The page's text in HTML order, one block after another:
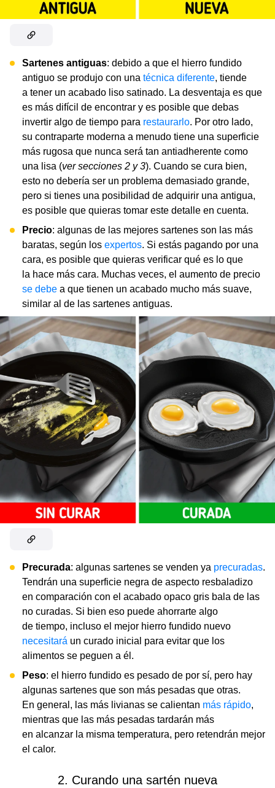
Sartenes antiguas: debido a que el hierro fundido
antiguo se produjo con una técnica diferente, tiende
a tener un acabado liso satinado. La desventaja es que
es más difícil de encontrar y es posible que debas
invertir algo de tiempo para restaurarlo. Por otro lado,
su contraparte moderna a menudo tiene una superficie
más rugosa que nunca será tan antiadherente como
una lisa (ver secciones 2 y 3). Cuando se cura bien,
esto no debería ser un problema demasiado grande,
pero si tienes una posibilidad de adquirir una antigua,
es posible que quieras tomar este detalle en cuenta.
Precio: algunas de las mejores sartenes son las más
baratas, según los expertos. Si estás pagando por una
cara, es posible que quieras verificar qué es lo que
la hace más cara. Muchas veces, el aumento de precio
se debe a que tienen un acabado mucho más suave,
similar al de las sartenes antiguas.
Precurada: algunas sartenes se venden ya precuradas.
Tendrán una superficie negra de aspecto resbaladizo
en comparación con el acabado opaco gris bala de las
no curadas. Si bien eso puede ahorrarte algo
de tiempo, incluso el mejor hierro fundido nuevo
necesitará un curado inicial para evitar que los
alimentos se peguen a él.
Peso: el hierro fundido es pesado de por sí, pero hay
algunas sartenes que son más pesadas que otras.
En general, las más livianas se calientan más rápido,
mientras que las más pesadas tardarán más
en alcanzar la misma temperatura, pero retendrán mejor
el calor.
2. Curando una sartén nueva